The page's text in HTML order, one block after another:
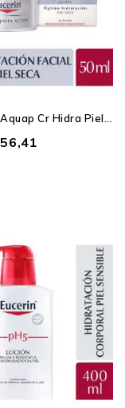
Cr Hidra Piel...